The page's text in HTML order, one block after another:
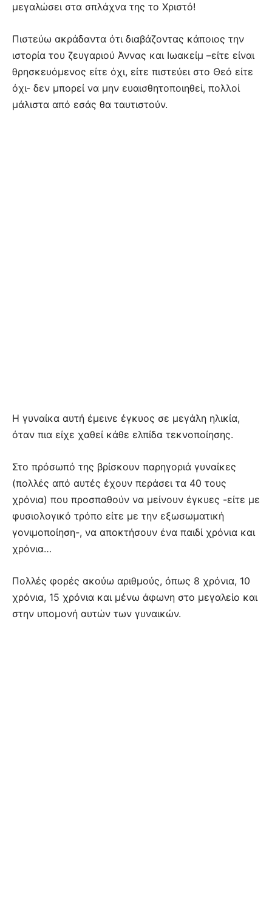
μεγαλώσει στα σπλάχνα της το Χριστό!
Πιστεύω ακράδαντα ότι διαβάζοντας κάποιος την
ιστορία του ζευγαριού Άννας και Ιωακείμ –είτε είναι
θρησκευόμενος είτε όχι, είτε πιστεύει στο Θεό είτε
όχι- δεν μπορεί να μην ευαισθητοποιηθεί, πολλοί
μάλιστα από εσάς θα ταυτιστούν.
Η γυναίκα αυτή έμεινε έγκυος σε μεγάλη ηλικία,
όταν πια είχε χαθεί κάθε ελπίδα τεκνοποίησης.
Στο πρόσωπό της βρίσκουν παρηγοριά γυναίκες
(πολλές από αυτές έχουν περάσει τα 40 τους
χρόνια) που προσπαθούν να μείνουν έγκυες -είτε με
φυσιολογικό τρόπο είτε με την εξωσωματική
γονιμοποίηση-, να αποκτήσουν ένα παιδί χρόνια και
χρόνια…
Πολλές φορές ακούω αριθμούς, όπως 8 χρόνια, 10
χρόνια, 15 χρόνια και μένω άφωνη στο μεγαλείο και
στην υπομονή αυτών των γυναικών.